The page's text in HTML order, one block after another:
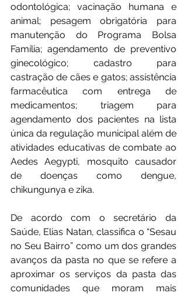
odontológica; vacinação humana e
animal; pesagem obrigatória para
manutenção do Programa Bolsa
Família; agendamento de preventivo
ginecológico; cadastro para
castração de cães e gatos; assistência
farmacêutica com entrega de
medicamentos; triagem para
agendamento dos pacientes na lista
única da regulação municipal além de
atividades educativas de combate ao
Aedes Aegypti, mosquito causador
de doenças como dengue,
chikungunya e zika.
De acordo com o secretário da
Saúde, Elias Natan, classifica o “Sesau
no Seu Bairro” como um dos grandes
avanços da pasta no que se refere a
aproximar os serviços da pasta das
comunidades que moram mais